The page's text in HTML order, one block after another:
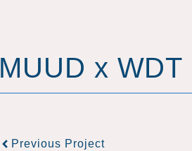
MUUD x WDT
Previous Project